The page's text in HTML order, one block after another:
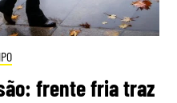
frente fria traz